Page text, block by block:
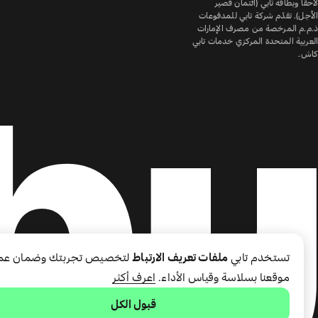
لاحقًا وبطاقة تابي (ائتمان قصير
الأجل). تقدّم شركة تابي للمدفوعات
ذ.م.م المرخصة من مصرف الإمارات
العربية المتحدة المركزي خدمات تابي
كاش.
تستخدم تابي ملفات تعريف الارتباطلتخصيص تجربتك وضمان
موقعنا بسلاسة وقياس الأداء. اعرف أكثر
قبول الكل